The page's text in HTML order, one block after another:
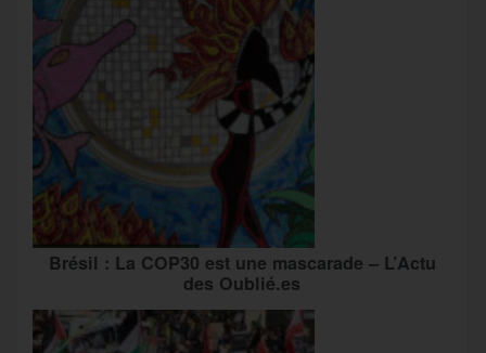
Brésil : La COP30 est une mascarade – L’Actu
des Oublié.es